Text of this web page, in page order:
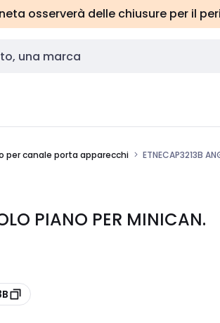
osserverà delle chiusure per il
per canale porta apparecchi ETNECAP3213B
PIANO PER MINICAN.